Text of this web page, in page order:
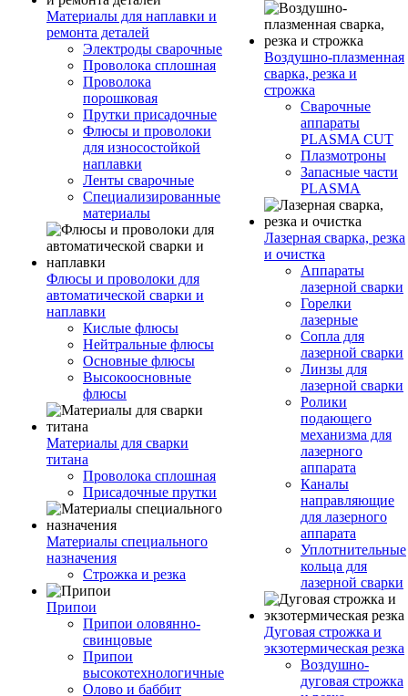
Материалы для наплавки и
ремонта деталей
Электроды сварочные
Проволока сплошная
Проволока
порошковая
Прутки присадочные
Флюсы и проволоки
для износостойкой
наплавки
Ленты сварочные
Специализированные
материалы
Флюсы и проволоки для
автоматической сварки и
наплавки
Кислые флюсы
Нейтральные флюсы
Основные флюсы
Высокоосновные
флюсы
Материалы для сварки
титана
Проволока сплошная
Присадочные прутки
Материалы специального
назначения
Строжка и резка
Припои
Припои оловянно-
свинцовые
Припои
высокотехнологичные
Олово и баббит
Воздушно-плазменная
сварка, резка и
строжка
Сварочные
аппараты
PLASMA CUT
Плазмотроны
Запасные части
PLASMA
Лазерная сварка, резка
и очистка
Аппараты
лазерной сварки
Горелки
лазерные
Сопла для
лазерной сварки
Линзы для
лазерной сварки
Ролики
подающего
механизма для
лазерного
аппарата
Каналы
направляющие
для лазерного
аппарата
Уплотнительные
кольца для
лазерной сварки
Дуговая строжка и
экзотермическая резка
Воздушно-
дуговая строжка